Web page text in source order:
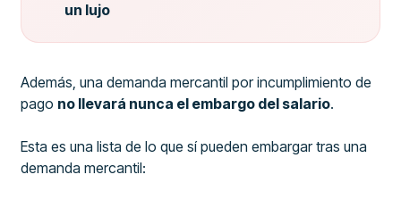
un lujo
Además, una demanda mercantil por incumplimiento de
pago no llevará nunca el embargo del salario.
Esta es una lista de lo que sí pueden embargar tras una
demanda mercantil: